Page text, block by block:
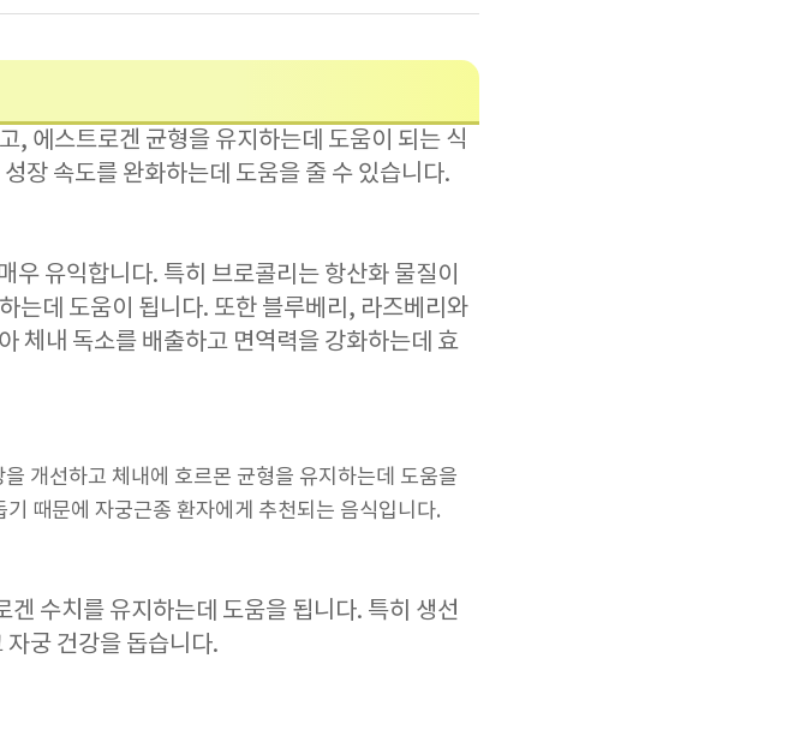
, 에스트로겐 균형을 유지하는데 도움이 되는 식
장 속도를 완화하는데 도움을 줄 수 있습니다.
유익합니다. 특히 브로콜리는 항산화 물질이
는데 도움이 됩니다. 또한 블루베리, 라즈베리와
체내 독소를 배출하고 면역력을 강화하는데 효
개선하고 체내에 호르몬 균형을 유지하는데 도움을
때문에 자궁근종 환자에게 추천되는 음식입니다.
수치를 유지하는데 도움을 됩니다. 특히 생선
궁 건강을 돕습니다.